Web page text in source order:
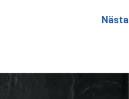
Nästa